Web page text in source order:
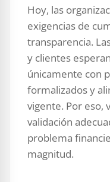
Hoy, las
exigencias de
transparencia.
y clientes
únicamente con
formalizados y
vigente. Por eso,
validación
problema
magnitud.